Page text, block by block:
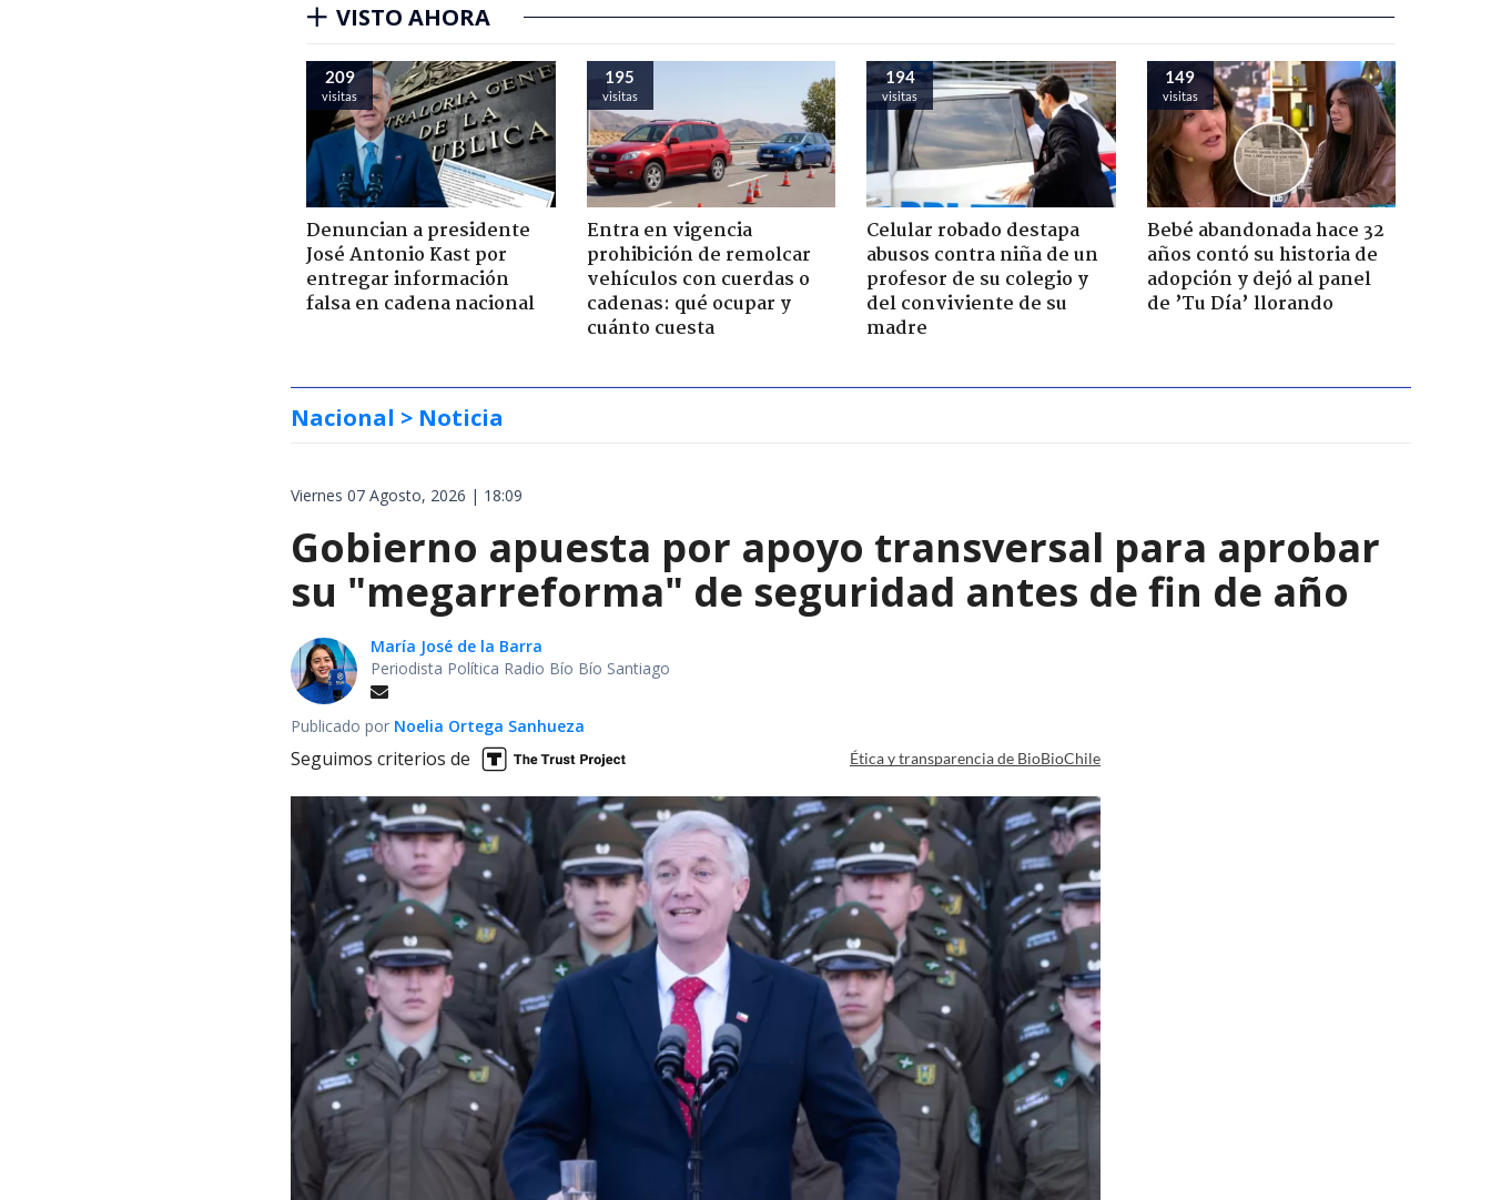
VISTO AHORA
209
visitas
Denuncian a presidente
José Antonio Kast por
entregar información
falsa en cadena nacional
195
visitas
Entra en vigencia
prohibición de remolcar
vehículos con cuerdas o
cadenas: qué ocupar y
cuánto cuesta
194
visitas
Celular robado destapa
abusos contra niña de un
profesor de su colegio y
del conviviente de su
madre
149
visitas
Bebé abandonada hace 32
años contó su historia de
adopción y dejó al panel
de ’Tu Día’ llorando
Nacional > Noticia
Viernes 07 Agosto, 2026 | 18:09
Gobierno apuesta por apoyo transversal para aprobar
su "megarreforma" de seguridad antes de fin de año
María José de la Barra
Periodista Política Radio Bío Bío Santiago
Publicado por Noelia Ortega Sanhueza
Seguimos criterios de Ética y transparencia de BioBioChile